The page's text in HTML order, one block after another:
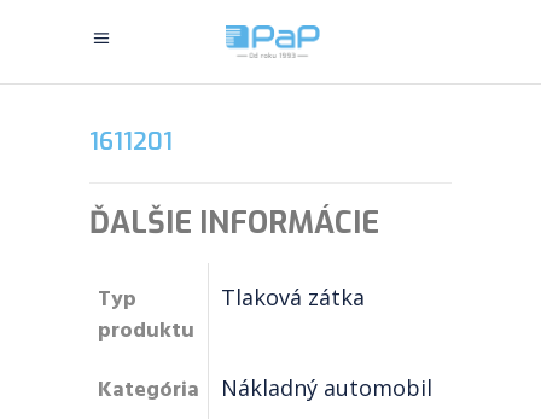
1611201
ĎALŠIE INFORMÁCIE
Typ
produktu
Tlaková zátka
Kategória Nákladný automobil